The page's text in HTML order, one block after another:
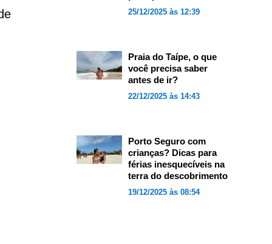
25/12/2025 às 12:39
Praia do Taípe, o que
você precisa saber
antes de ir?
22/12/2025 às 14:43
Porto Seguro com
crianças? Dicas para
férias inesquecíveis na
terra do descobrimento
19/12/2025 às 08:54